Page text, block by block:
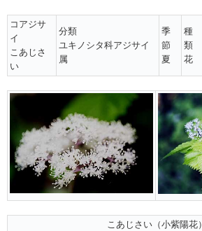
コアジサ
イ
こあじさ
い
分類
ユキノシタ科アジサイ
属
季
節
夏
種
類
花
こあじさい（小紫陽花）